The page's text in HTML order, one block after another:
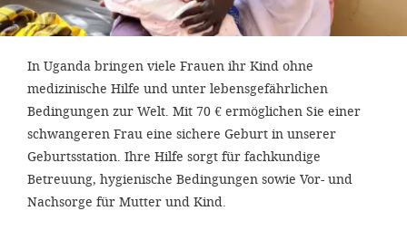
In Uganda bringen viele Frauen ihr Kind ohne
medizinische Hilfe und unter lebensgefährlichen
Bedingungen zur Welt. Mit 70 € ermöglichen Sie einer
schwangeren Frau eine sichere Geburt in unserer
Geburtsstation. Ihre Hilfe sorgt für fachkundige
Betreuung, hygienische Bedingungen sowie Vor- und
Nachsorge für Mutter und Kind.
efficient,
the best
gain new
for our
cookies